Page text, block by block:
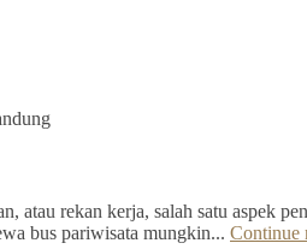
atau rekan kerja, salah satu aspek
bus pariwisata mungkin... Continue